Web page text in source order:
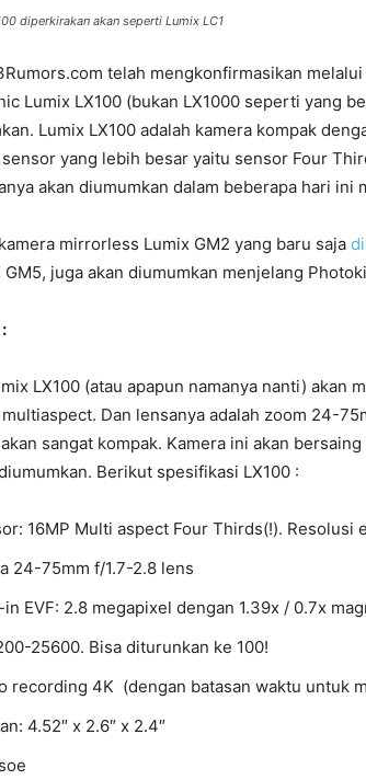
diperkirakan akan seperti Lumix LC1
telah mengkonfirmasikan
Lumix LX100 (bukan LX1000 seperti yang
Lumix LX100 adalah kamera kompak
yang lebih besar yaitu sensor Four
akan diumumkan dalam beberapa hari ini
mirrorless Lumix GM2 yang baru saja
GM5, juga akan diumumkan menjelang
LX100 (atau apapun namanya nanti) akan
Dan lensanya adalah zoom 24-
sangat kompak. Kamera ini akan
Berikut spesifikasi LX100 :
16MP Multi aspect Four Thirds(!). Resolusi
24-75mm f/1.7-2.8 lens
EVF: 2.8 megapixel dengan 1.39x / 0.7x
25600. Bisa diturunkan ke 100!
recording 4K (dengan batasan waktu untuk
4.52″ x 2.6″ x 2.4″